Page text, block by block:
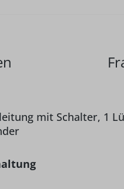
mit Schalter, 1